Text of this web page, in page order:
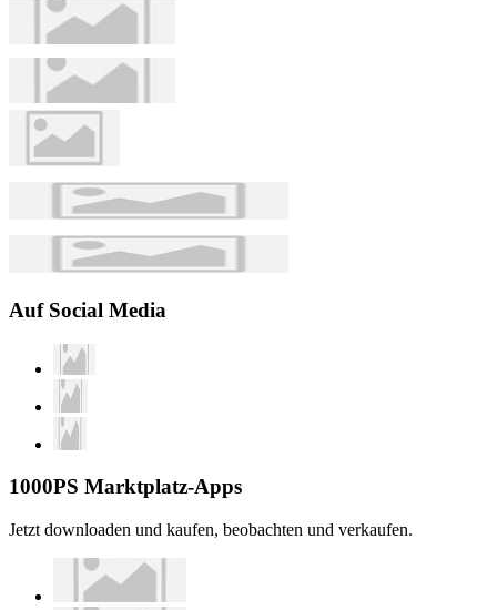
Auf Social Media
1000PS Marktplatz-Apps
Jetzt downloaden und kaufen, beobachten und verkaufen.